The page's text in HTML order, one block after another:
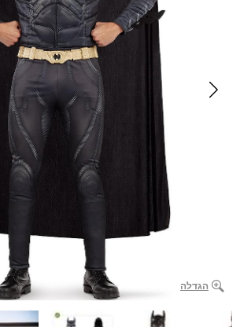
הגדלה